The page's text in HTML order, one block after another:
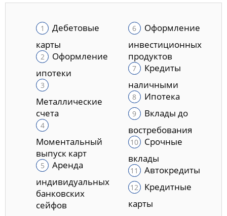
Дебетовые
карты
Оформление
ипотеки
Металлические
счета
Моментальный
выпуск карт
Аренда
индивидуальных
банковских
сейфов
Оформление
инвестиционных
продуктов
Кредиты
наличными
Ипотека
Вклады до
востребования
Срочные
вклады
Автокредиты
Кредитные
карты